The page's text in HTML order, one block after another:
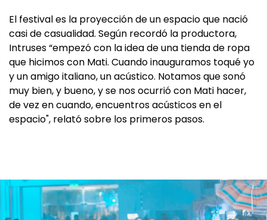
El festival es la proyección de un espacio que nació
casi de casualidad. Según recordó la productora,
Intruses “empezó con la idea de una tienda de ropa
que hicimos con Mati. Cuando inauguramos toqué yo
y un amigo italiano, un acústico. Notamos que sonó
muy bien, y bueno, y se nos ocurrió con Mati hacer,
de vez en cuando, encuentros acústicos en el
espacio", relató sobre los primeros pasos.